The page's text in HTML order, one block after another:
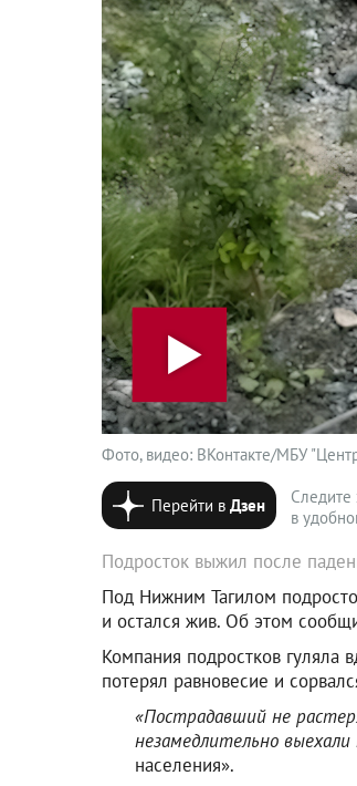
Фото, видео: ВКонтакте/МБУ
Перейти вДзен
в
Подросток выжил после
Под Нижним Тагилом
и остался жив. Об этом
Компания подростков гуляла
потерял равновесие и
«Пострадавший не
незамедлительно
населения».